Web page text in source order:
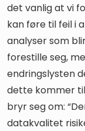
det vanlig at vi
kan føre til feil i
analyser som
forestille seg,
endringslysten
dette kommer
bryr seg om:
datakvalitet